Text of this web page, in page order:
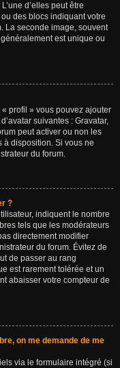
d’elles peut être
des blocs indiquant votre
La seconde image, souvent
est unique ou
« profil » vous pouvez ajouter
suivantes : Gravatar,
peut activer ou non les
à disposition. Si vous ne
du forum.
?
indiquent le nombre
tels que les modérateurs
directement modifier
du forum. Évitez de
de passer au rang
est rarement tolérée et un
abaisser votre compteur de
on me demande de me
via le formulaire intégré (si